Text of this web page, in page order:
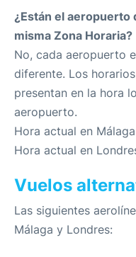
¿Están el aeropuerto
misma Zona Horaria?
No, cada aeropuerto
diferente. Los
presentan en la hora
aeropuerto.
Hora actual en
Hora actual en
Vuelos
Las siguientes
Málaga y Londres: